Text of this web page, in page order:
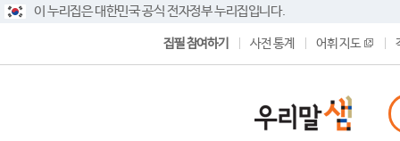
이 누리집은 대한민국 공식 전자정부 누리집입니다.
집필 참여하기 사전 통계 어휘 지도